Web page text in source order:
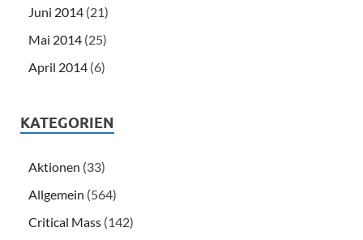
Juni 2014 (21)
Mai 2014 (25)
April 2014 (6)
KATEGORIEN
Aktionen (33)
Allgemein (564)
Critical Mass (142)